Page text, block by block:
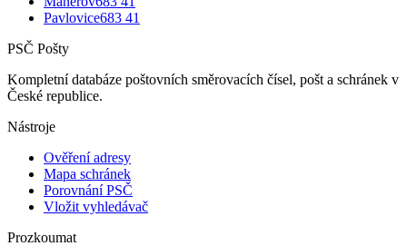
Pavlovice683 41
PSČ Pošty
Kompletní databáze poštovních směrovacích čísel, pošt a schránek v
České republice.
Nástroje
Ověření adresy
Mapa schránek
Porovnání PSČ
Vložit vyhledávač
Prozkoumat